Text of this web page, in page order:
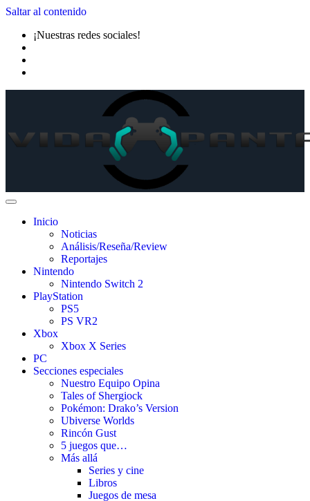
Saltar al contenido
¡Nuestras redes sociales!
Inicio
Noticias
Análisis/Reseña/Review
Reportajes
Nintendo
Nintendo Switch 2
PlayStation
PS5
PS VR2
Xbox
Xbox X Series
PC
Secciones especiales
Nuestro Equipo Opina
Tales of Shergiock
Pokémon: Drako’s Version
Ubiverse Worlds
Rincón Gust
5 juegos que…
Más allá
Series y cine
Libros
Juegos de mesa